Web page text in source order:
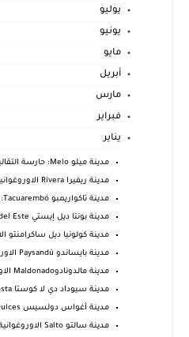
يوليو
يونيو
مايو
أبريل
مارس
فبراير
يناير
مدينة ميلو Melo: حارسة التقاليد وقلب الريف الأوروغ...
مدينة ريفيرا Rivera الاوروغوانية: مدينة الحدود ال...
مدينة تاكواريمبو Tacuarembó: مهد التقاليد ومدينة "...
مدينة بونتا ديل إيستي Punta del Esteالاوروغوانية: ...
مدينة كولونيا ديل ساكرامنتو
مدينة بايساندو Paysandú الاوروغوانية: مدينة البطول...
مدينة مالدونادوMaldonado الاوروغوانية : ملتقى التا...
مدينة سيوداد دي لا كوستا Ciudad de la Costa: لؤلؤة...
مدينة أغواس دولسيس Aguas Dulces الاوروغوانية: سحر ...
مدينة سالتو Salto الاوروغوانية: عاصمة الاستجمام وا...